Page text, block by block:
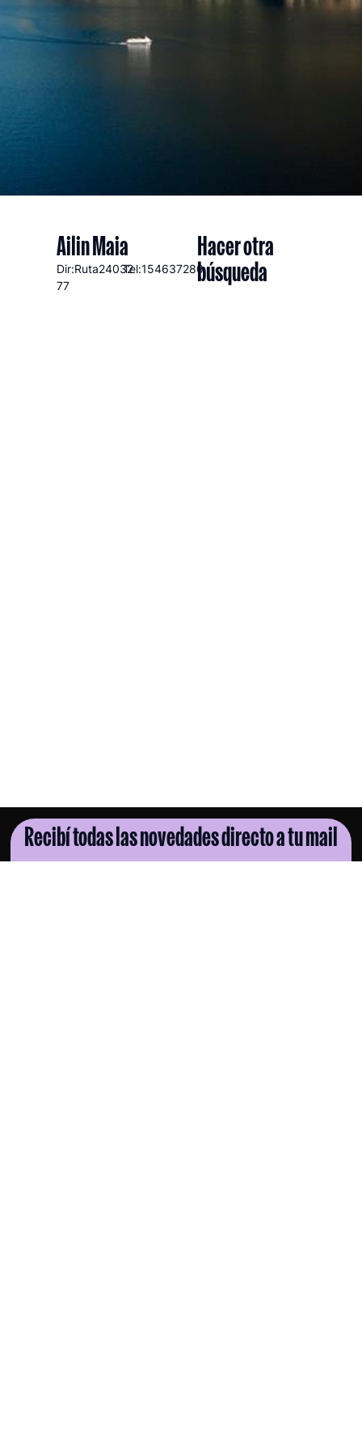
Ailin Maia
Dir:Ruta
77
24032Tel:154637280
Hacer otra
búsqueda
Recibí todas las novedades directo a tu mail